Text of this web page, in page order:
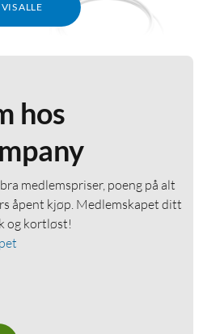
VIS ALLE
Outdoor USB-Cable
259 90
For Yale Smart Outdoor
Camera
Værbestandig og slitesterk
Kabellengde: 3 m
hos
medlemspriser, poeng på alt
åpent kjøp. Medlemskapet ditt
og kortløst!